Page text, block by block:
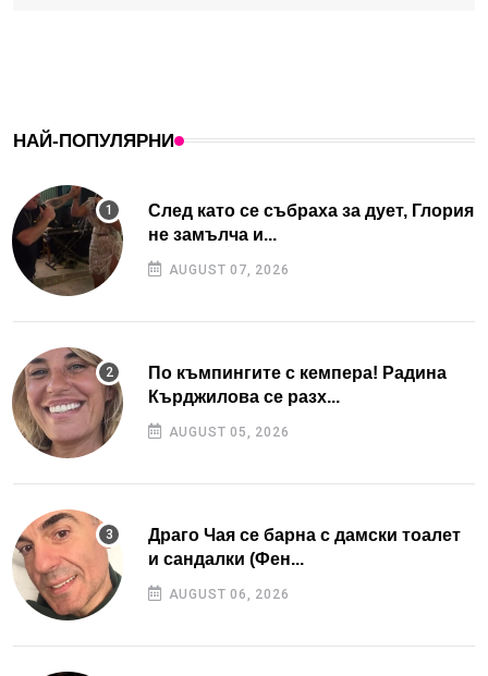
НАЙ-ПОПУЛЯРНИ
След като се събраха за дует, Глория
не замълча и...
AUGUST 07, 2026
По къмпингите с кемпера! Радина
Кърджилова се разх...
AUGUST 05, 2026
Драго Чая се барна с дамски тоалет
и сандалки (Фен...
AUGUST 06, 2026